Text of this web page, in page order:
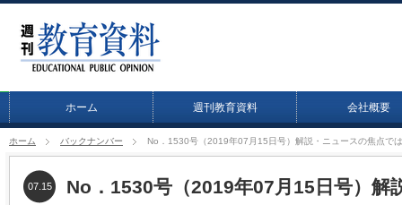
ホーム 週刊教育資料 会社概要
ホーム バックナンバー No．1530号（2019年07月15日号）解説・ニュースの焦点で
No．1530号（2019年07月15日号）解
07.15